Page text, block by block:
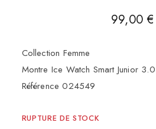
99,00€
Collection Femme
Montre Ice Watch Smart Junior
Référence 024549
RUPTURE DE STOCK